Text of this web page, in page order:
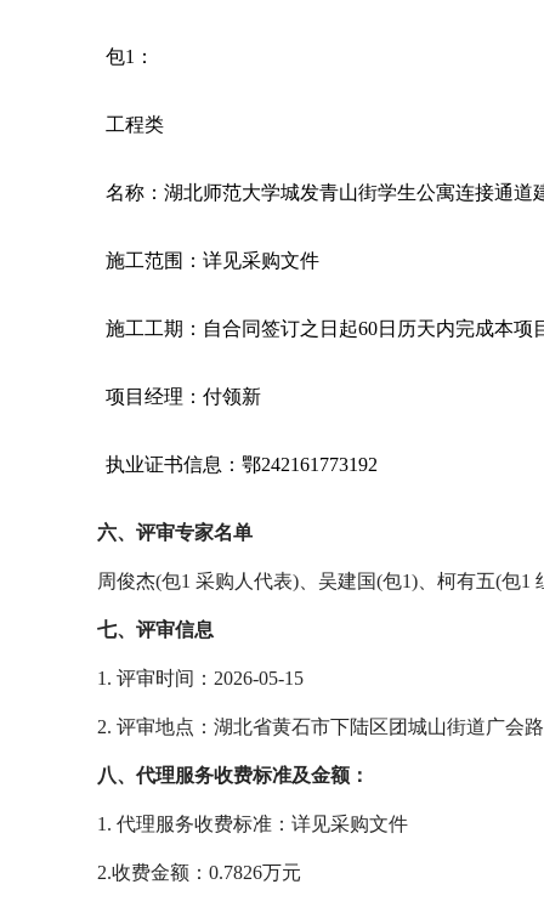
包1：
工程类
名称：湖北师范大学城发青山街学生公寓连接通道
施工范围：详见采购文件
施工工期：自合同签订之日起60日历天内完成本项
项目经理：付领新
执业证书信息：鄂242161773192
六、评审专家名单
周俊杰(包1 采购人代表)、吴建国(包1)、柯有五(包1
七、评审信息
1. 评审时间：2026-05-15
2. 评审地点：湖北省黄石市下陆区团城山街道广会
八、代理服务收费标准及金额：
1. 代理服务收费标准：详见采购文件
2.收费金额：0.7826万元